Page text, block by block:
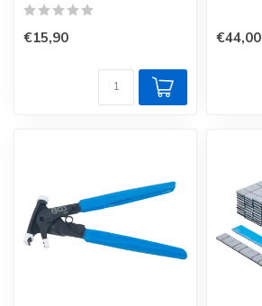
€15,90 €44,00